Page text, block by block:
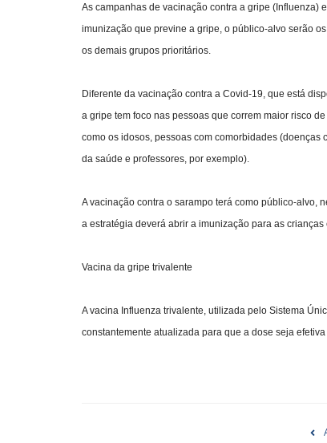
As campanhas de vacinação contra a gripe (Influenza)
imunização que previne a gripe, o público-alvo serão
os demais grupos prioritários.
Diferente da vacinação contra a Covid-19, que está
a gripe tem foco nas pessoas que correm maior risco
como os idosos, pessoas com comorbidades
da saúde e professores, por exemplo).
A vacinação contra o sarampo terá como público-alvo,
a estratégia deverá abrir a imunização para as
Vacina da gripe trivalente
A vacina Influenza trivalente, utilizada pelo Sistema
constantemente atualizada para que a dose seja